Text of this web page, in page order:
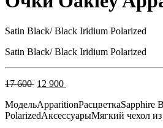
Satin Black/ Black Iridium Polarized
Satin Black/ Black Iridium Polarized
17 600 Первоначальная
составляла
17
12 900
12
900 .
МодельApparitionРасцветкаSapphire
PolarizedАксессуарыМягкий чехол